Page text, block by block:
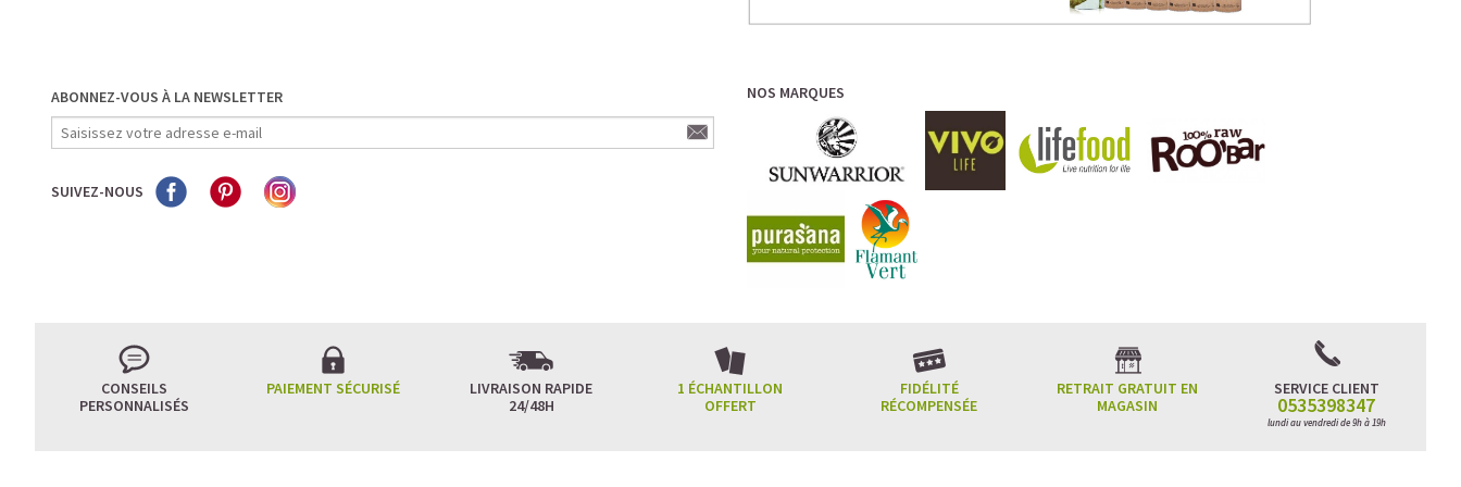
ABONNEZ-VOUS À LA NEWSLETTER
SUIVEZ-NOUS
NOS MARQUES
CONSEILS
PERSONNALISÉS
PAIEMENT SÉCURISÉ
LIVRAISON RAPIDE
24/48H
1 ÉCHANTILLON
OFFERT
FIDÉLITÉ
RÉCOMPENSÉE
RETRAIT GRATUIT EN
MAGASIN
SERVICE CLIENT
0535398347
lundi au vendredi de 9h à 19h